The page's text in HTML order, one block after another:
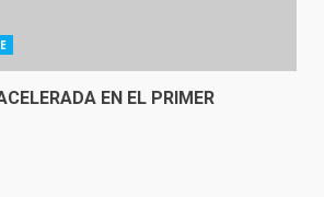
EN EL PRIMER